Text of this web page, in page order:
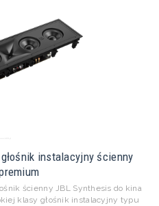
instalacyjny ścienny
ścienny JBL Synthesis do kina
klasy głośnik instalacyjny typu